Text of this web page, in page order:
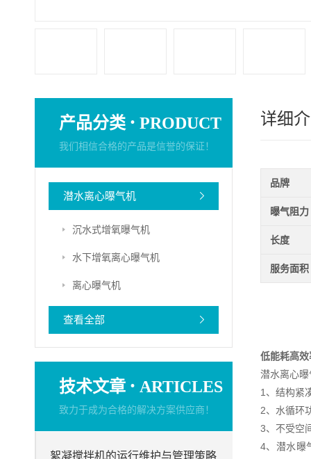
产品分类 · PRODUCT
我们相信合格的产品是信誉的保证！
潜水离心曝气机
沉水式增氧曝气机
水下增氧离心曝气机
离心曝气机
查看全部
技术文章 · ARTICLES
致力于成为合格的解决方案供应商！
絮凝搅拌机的运行维护与管理策略
详细
品牌
曝气阻力
长度
服务面积
低能耗高
潜水离心
1、结构紧
2、水循环
3、不受空
4、潜水曝